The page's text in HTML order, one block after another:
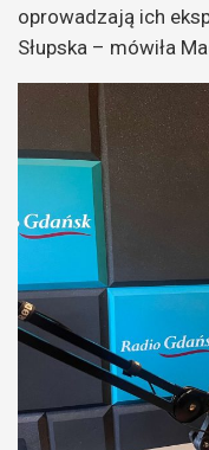
oprowadzają ich
Słupska – mówiła